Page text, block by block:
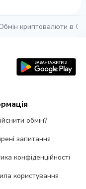
криптовалюти в
обмін?
запитання
конфіденційності
користування